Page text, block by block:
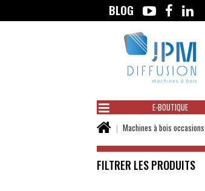
BLOG
E-BOUTIQUE
Vous
ici :
Machines à bois occasions
FILTRER LES PRODUITS